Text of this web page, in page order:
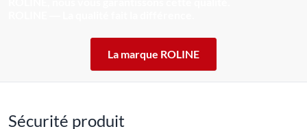
La marque ROLINE
Sécurité produit